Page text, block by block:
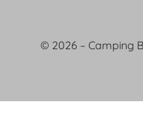
© 2026 – Camping